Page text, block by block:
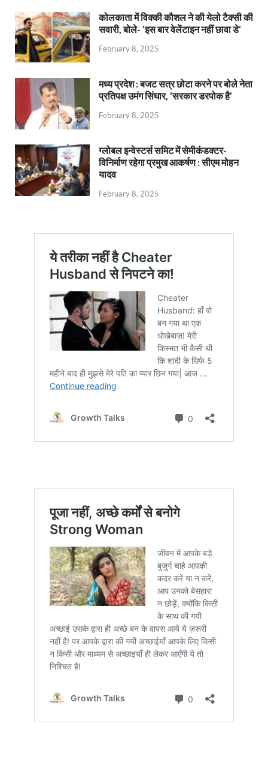
कोलकाता में विक्की कौशल ने की येलो टैक्सी की
सवारी, बोले- ‘इस बार वेलेंटाइन नहीं छावा डे’
February 8, 2025
मध्य प्रदेश : बजट सत्र छोटा करने पर बोले नेता
प्रतिपक्ष उमंग सिंघार, ‘सरकार डरपोक है’
February 8, 2025
ग्लोबल इन्वेस्टर्स समिट में सेमीकंडक्टर-
विनिर्माण रहेगा प्रमुख आकर्षण : सीएम मोहन
यादव
February 8, 2025